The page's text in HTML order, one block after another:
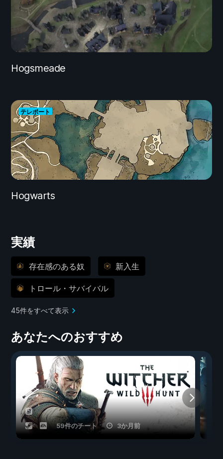
Hogsmeade
テレポート
Hogwarts
実績
存在感のある奴 新入生
トロール・サバイバル
45件をすべて表示
あなたへのおすすめ
59件のチート 3か月前